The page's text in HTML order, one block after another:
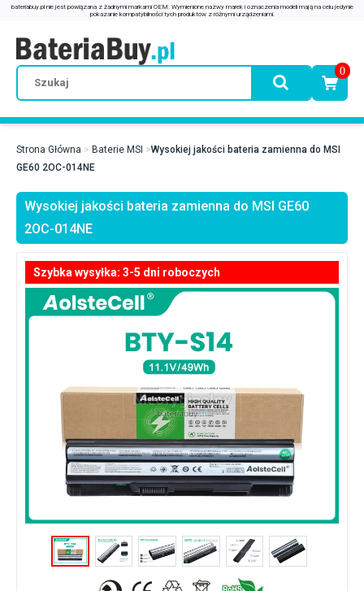
0
Strona Główna Baterie MSI
Wysokiej jakości bateria zamienna do MSI
GE60 2OC-014NE
Wysokiej jakości bateria zamienna do MSI GE60
2OC-014NE
Szybka wysyłka: 3-5 dni roboczych